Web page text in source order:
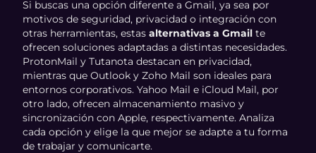
Si buscas una opción diferente a Gmail, ya sea por
motivos de seguridad, privacidad o integración con
otras herramientas, estasalternativas a Gmail te
ofrecen soluciones adaptadas a distintas necesidades.
ProtonMail y Tutanota destacan en privacidad,
mientras que Outlook y Zoho Mail son ideales para
entornos corporativos. Yahoo Mail e iCloud Mail, por
otro lado, ofrecen almacenamiento masivo y
sincronización con Apple, respectivamente. Analiza
cada opción y elige la que mejor se adapte a tu forma
de trabajar y comunicarte.